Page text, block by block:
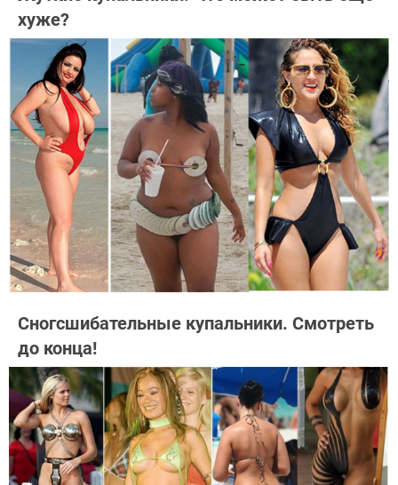
хуже?
Сногсшибательные купальники. Смотреть
до конца!